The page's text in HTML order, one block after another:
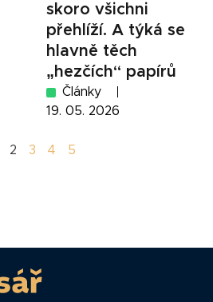
skoro všichni
přehlíží. A týká se
hlavně těch
„hezčích“ papírů
Články
19. 05. 2026
2 3 4 5